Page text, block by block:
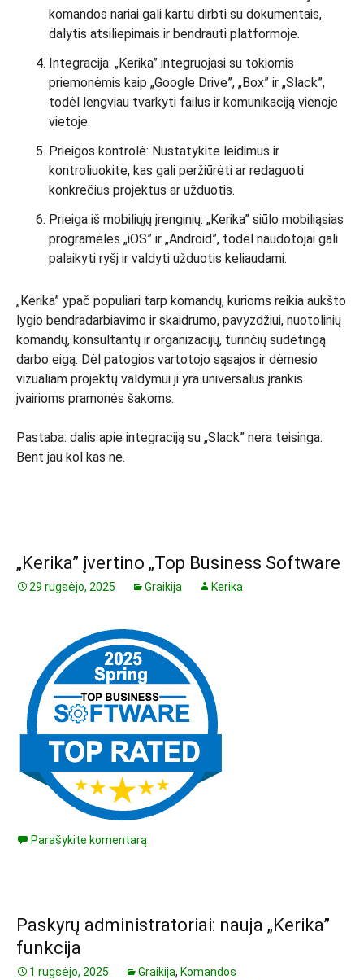
komandos nariai gali kartu dirbti su dokumentais,
dalytis atsiliepimais ir bendrauti platformoje.
Integracija: „Kerika” integruojasi su tokiomis
priemonėmis kaip „Google Drive”, „Box” ir „Slack”,
todėl lengviau tvarkyti failus ir komunikaciją vienoje
vietoje.
Prieigos kontrolė: Nustatykite leidimus ir
kontroliuokite, kas gali peržiūrėti ar redaguoti
konkrečius projektus ar užduotis.
Prieiga iš mobiliųjų įrenginių: „Kerika” siūlo mobiliąsias
programėles „iOS” ir „Android”, todėl naudotojai gali
palaikyti ryšį ir valdyti užduotis keliaudami.
„Kerika” ypač populiari tarp komandų, kurioms reikia aukšto
lygio bendradarbiavimo ir skaidrumo, pavyzdžiui, nuotolinių
komandų, konsultantų ir organizacijų, turinčių sudėtingą
darbo eigą. Dėl patogios vartotojo sąsajos ir dėmesio
vizualiam projektų valdymui ji yra universalus įrankis
įvairioms pramonės šakoms.
Pastaba: dalis apie integraciją su „Slack” nėra teisinga.
Bent jau kol kas ne.
„Kerika” įvertino „Top Business Software
29 rugsėjo, 2025 Graikija Kerika
Parašykite komentarą
Paskyrų administratoriai: nauja „Kerika”
funkcija
1 rugsėjo, 2025 Graikija, Komandos